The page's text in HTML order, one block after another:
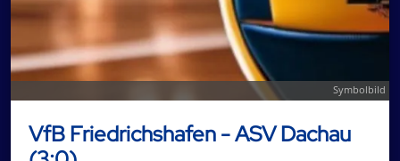
Symbolbild
VfB Friedrichshafen - ASV Dachau